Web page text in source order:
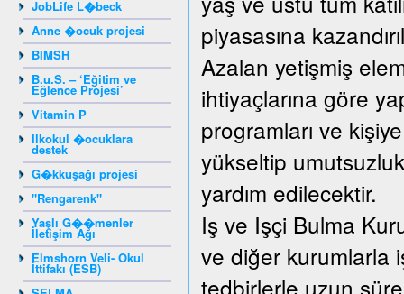
JobLife L�beck
Anne �ocuk projesi
BIMSH
B.u.S. – ‘Eğitim ve
Eğlence Projesi’
Vitamin P
Ilkokul �ocuklara
destek
G�kkuşağı projesi
"Rengarenk"
Yaşlı G��menler
İletişim Ağı
Elmshorn Veli- Okul
İttifakı (ESB)
piyasasına
Azalan yetişmiş
ihtiyaçlarına göre
programları ve
yükseltip
yardım edilecektir.
Iş ve Işçi Bulma
ve diğer kurumlarla
tedbirlerle uzun